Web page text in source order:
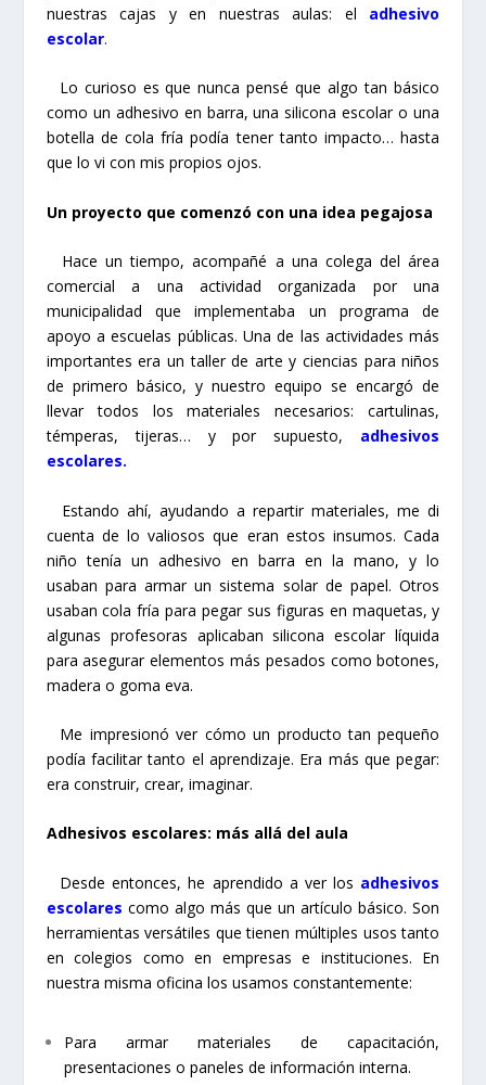
nuestras cajas y en nuestras aulas: el adhesivo
escolar.
Lo curioso es que nunca pensé que algo tan básico
como un adhesivo en barra, una silicona escolar o una
botella de cola fría podía tener tanto impacto… hasta
que lo vi con mis propios ojos.
Un proyecto que comenzó con una idea pegajosa
Hace un tiempo, acompañé a una colega del área
comercial a una actividad organizada por una
municipalidad que implementaba un programa de
apoyo a escuelas públicas. Una de las actividades más
importantes era un taller de arte y ciencias para niños
de primero básico, y nuestro equipo se encargó de
llevar todos los materiales necesarios: cartulinas,
témperas, tijeras… y por supuesto, adhesivos
escolares.
Estando ahí, ayudando a repartir materiales, me di
cuenta de lo valiosos que eran estos insumos. Cada
niño tenía un adhesivo en barra en la mano, y lo
usaban para armar un sistema solar de papel. Otros
usaban cola fría para pegar sus figuras en maquetas, y
algunas profesoras aplicaban silicona escolar líquida
para asegurar elementos más pesados como botones,
madera o goma eva.
Me impresionó ver cómo un producto tan pequeño
podía facilitar tanto el aprendizaje. Era más que pegar:
era construir, crear, imaginar.
Adhesivos escolares: más allá del aula
Desde entonces, he aprendido a ver los adhesivos
escolares como algo más que un artículo básico. Son
herramientas versátiles que tienen múltiples usos tanto
en colegios como en empresas e instituciones. En
nuestra misma oficina los usamos constantemente:
Para armar materiales de capacitación,
presentaciones o paneles de información interna.